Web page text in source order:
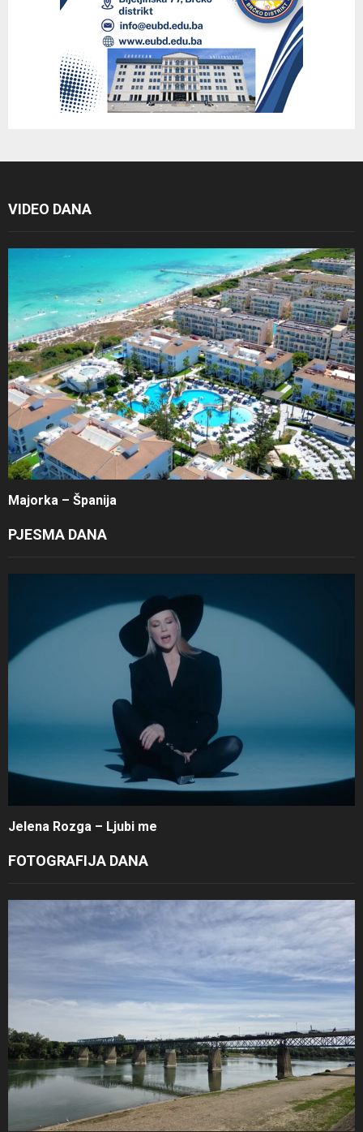
VIDEO DANA
Majorka – Španija
PJESMA DANA
Jelena Rozga – Ljubi me
FOTOGRAFIJA DANA